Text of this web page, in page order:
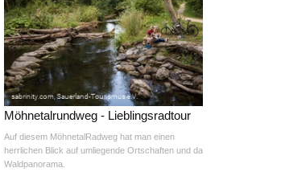
Möhnetalrundweg - Lieblingsradtour
Auf diesem MöhnetalRadweg hat man einen
herrlichen Blick auf umliegende Ortschaften und das
Waldpanorama.